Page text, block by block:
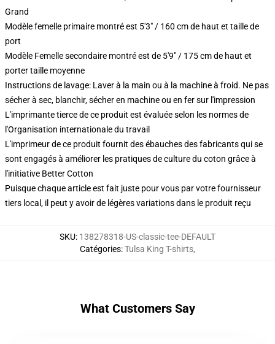
Grand
Modèle femelle primaire montré est 5'3" / 160 cm de haut et taille de
port
Modèle Femelle secondaire montré est de 5'9" / 175 cm de haut et
porter taille moyenne
Instructions de lavage: Laver à la main ou à la machine à froid. Ne pas
sécher à sec, blanchir, sécher en machine ou en fer sur l'impression
L'imprimante tierce de ce produit est évaluée selon les normes de
l'Organisation internationale du travail
L'imprimeur de ce produit fournit des ébauches des fabricants qui se
sont engagés à améliorer les pratiques de culture du coton grâce à
l'initiative Better Cotton
Puisque chaque article est fait juste pour vous par votre fournisseur
tiers local, il peut y avoir de légères variations dans le produit reçu
SKU: 138278318-US-classic-tee-DEFAULT
Catégories:Tulsa King T-shirts,
What Customers Say